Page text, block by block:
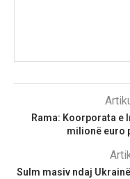
Rama: Koorporata e
milionë euro
Sulm masiv ndaj